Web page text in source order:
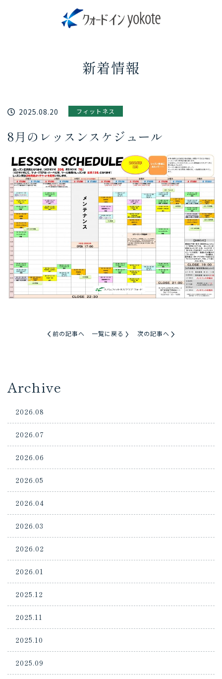
新着情報
2025.08.20 フィットネス
8月のレッスンスケジュール
前の記事へ 一覧に戻る 次の記事へ
Archive
2026.08
2026.07
2026.06
2026.05
2026.04
2026.03
2026.02
2026.01
2025.12
2025.11
2025.10
2025.09